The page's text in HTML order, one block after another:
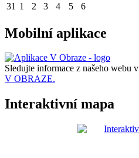
31 1 2 3 4 5 6
Mobilní aplikace
Sledujte informace z našeho webu v
V OBRAZE.
Interaktivní mapa